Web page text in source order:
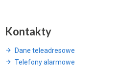
Kontakty
Dane teleadresowe
Telefony alarmowe